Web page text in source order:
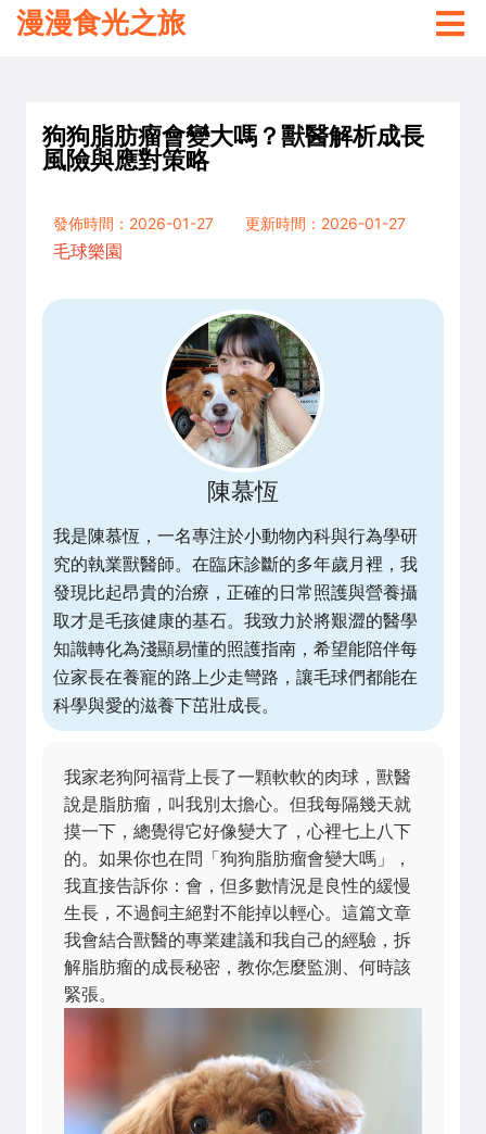
漫漫食光之旅
狗狗脂肪瘤會變大嗎？獸醫解析成長
風險與應對策略
發佈時間：2026-01-27
更新時間：2026-01-27
毛球樂園
陳慕恆
我是陳慕恆，一名專注於小動物內科與行為學研
究的執業獸醫師。在臨床診斷的多年歲月裡，我
發現比起昂貴的治療，正確的日常照護與營養攝
取才是毛孩健康的基石。我致力於將艱澀的醫學
知識轉化為淺顯易懂的照護指南，希望能陪伴每
位家長在養寵的路上少走彎路，讓毛球們都能在
科學與愛的滋養下茁壯成長。
我家老狗阿福背上長了一顆軟軟的肉球，獸醫
說是脂肪瘤，叫我別太擔心。但我每隔幾天就
摸一下，總覺得它好像變大了，心裡七上八下
的。如果你也在問「狗狗脂肪瘤會變大嗎」，
我直接告訴你：會，但多數情況是良性的緩慢
生長，不過飼主絕對不能掉以輕心。這篇文章
我會結合獸醫的專業建議和我自己的經驗，拆
解脂肪瘤的成長秘密，教你怎麼監測、何時該
緊張。